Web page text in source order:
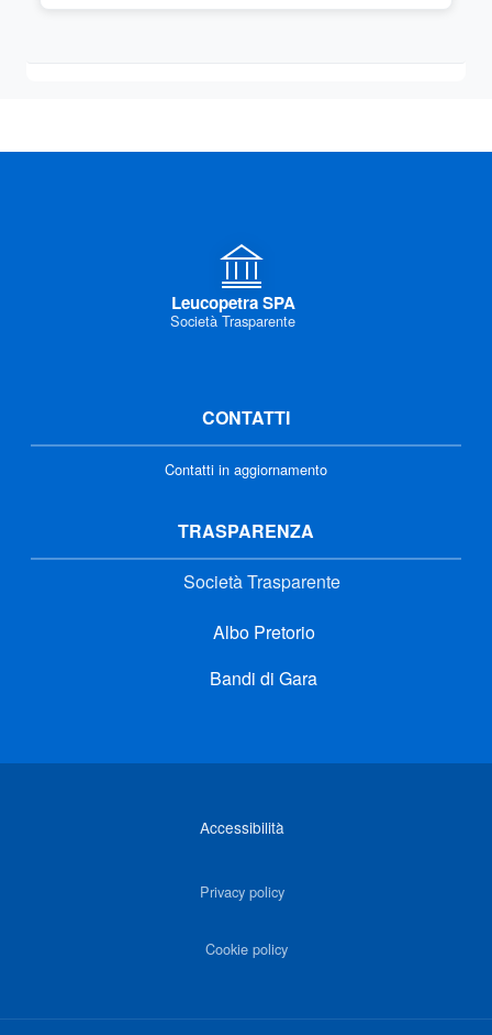
Leucopetra SPA
Società Trasparente
CONTATTI
Contatti in aggiornamento
TRASPARENZA
Società Trasparente
Albo Pretorio
Bandi di Gara
Accessibilità
Privacy policy
Cookie policy